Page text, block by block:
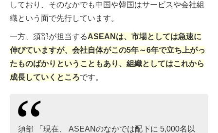
しており、そのなかでも中国や韓国はサービスや会社組
織という面で先行しています。
一方、須部が担当するASEANは、市場としては急速に
伸びていますが、会社自体がこの5年～6年で立ち上がっ
たものばかりということもあり、組織としてはこれから
成長していくところです。
須部 「現在、 ASEANのなかでは配下に 5,000名以